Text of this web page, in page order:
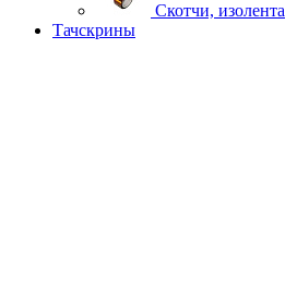
Скотчи, изолента
Тачскрины